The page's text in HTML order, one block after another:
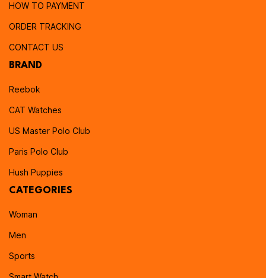
HOW TO PAYMENT
ORDER TRACKING
CONTACT US
BRAND
Reebok
CAT Watches
US Master Polo Club
Paris Polo Club
Hush Puppies
CATEGORIES
Woman
Men
Sports